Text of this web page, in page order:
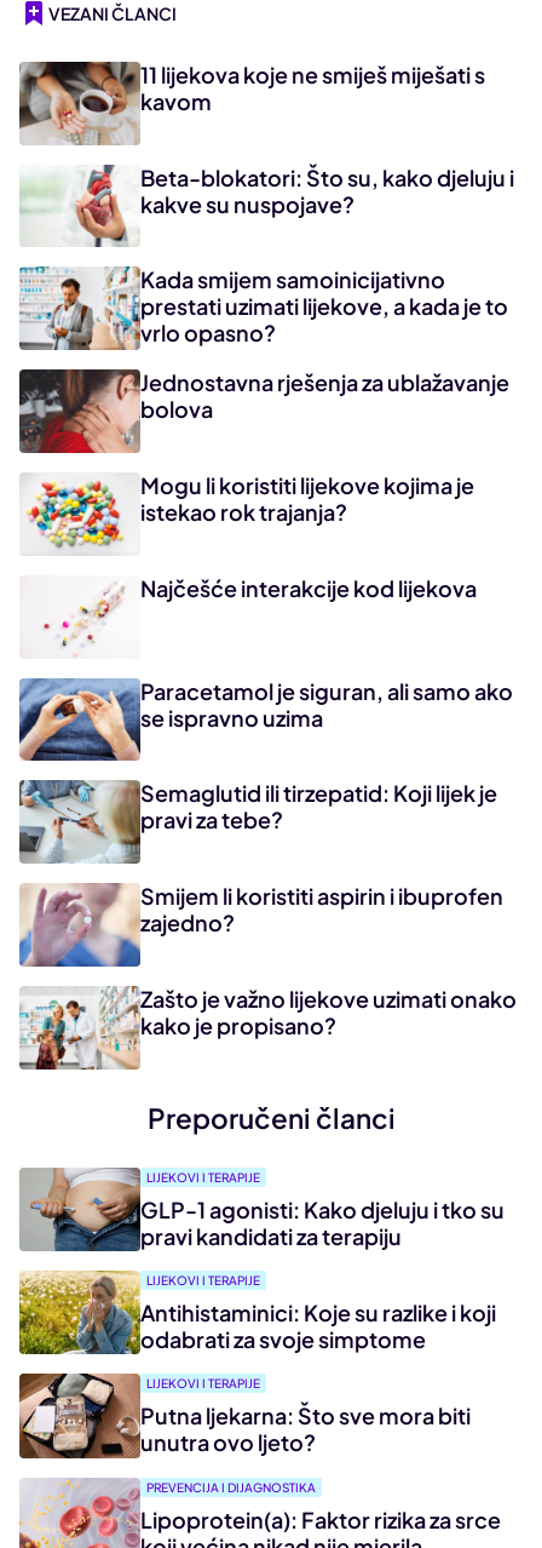
VEZANI ČLANCI
11 lijekova koje ne smiješ miješati s
kavom
Beta-blokatori: Što su, kako djeluju i
kakve su nuspojave?
Kada smijem samoinicijativno
prestati uzimati lijekove, a kada je to
vrlo opasno?
Jednostavna rješenja za ublažavanje
bolova
Mogu li koristiti lijekove kojima je
istekao rok trajanja?
Najčešće interakcije kod lijekova
Paracetamol je siguran, ali samo ako
se ispravno uzima
Semaglutid ili tirzepatid: Koji lijek je
pravi za tebe?
Smijem li koristiti aspirin i ibuprofen
zajedno?
Zašto je važno lijekove uzimati onako
kako je propisano?
Preporučeni članci
LIJEKOVI I TERAPIJE
GLP-1 agonisti: Kako djeluju i tko su
pravi kandidati za terapiju
LIJEKOVI I TERAPIJE
Antihistaminici: Koje su razlike i koji
odabrati za svoje simptome
LIJEKOVI I TERAPIJE
Putna ljekarna: Što sve mora biti
unutra ovo ljeto?
PREVENCIJA I DIJAGNOSTIKA
Lipoprotein(a): Faktor rizika za srce